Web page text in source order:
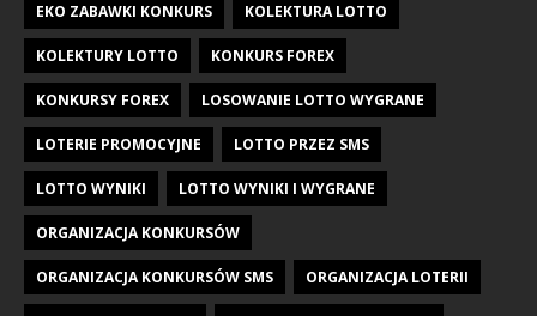
EKO ZABAWKI KONKURS KOLEKTURA LOTTO
KOLEKTURY LOTTO KONKURS FOREX
KONKURSY FOREX LOSOWANIE LOTTO WYGRANE
LOTERIE PROMOCYJNE LOTTO PRZEZ SMS
LOTTO WYNIKI LOTTO WYNIKI I WYGRANE
ORGANIZACJA KONKURSÓW
ORGANIZACJA KONKURSÓW SMS ORGANIZACJA LOTERII